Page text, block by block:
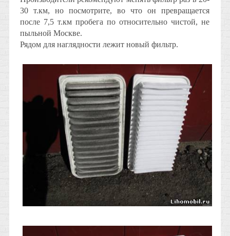
30 т.км, но посмотрите, во что он превращается
после 7,5 т.км пробега по относительно чистой, не
пыльной Москве.
Рядом для наглядности лежит новый фильтр.